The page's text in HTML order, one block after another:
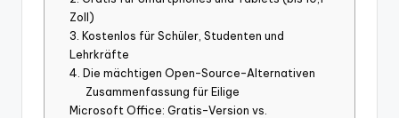
Zoll)
3. Kostenlos für Schüler, Studenten und
Lehrkräfte
4. Die mächtigen Open-Source-Alternativen
Zusammenfassung für Eilige
Microsoft Office: Gratis-Version vs.